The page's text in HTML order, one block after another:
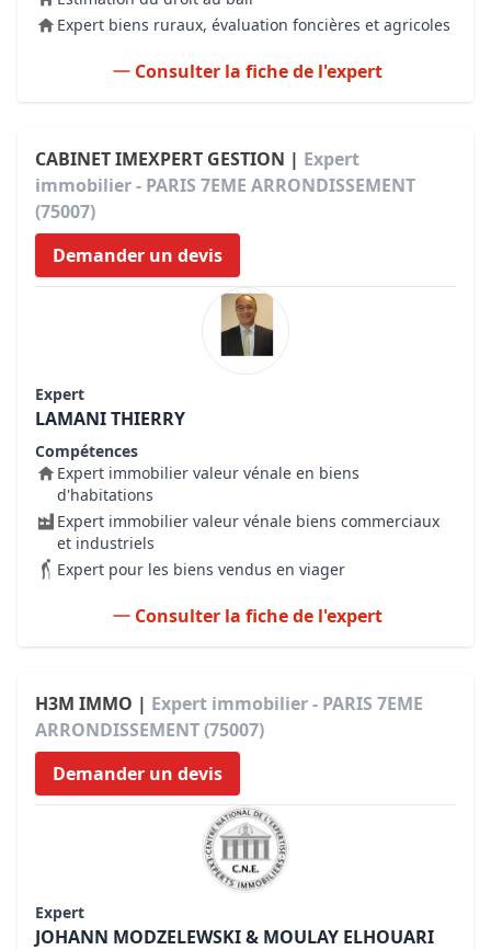
Expert biens ruraux, évaluation foncières et agricoles
Consulter la fiche de l'expert
CABINET IMEXPERT GESTION | Expert
immobilier - PARIS 7EME ARRONDISSEMENT
(75007)
Demander un devis
Expert
LAMANI THIERRY
Compétences
Expert immobilier valeur vénale en biens
d'habitations
Expert immobilier valeur vénale biens commerciaux
et industriels
Expert pour les biens vendus en viager
Consulter la fiche de l'expert
H3M IMMO | Expert immobilier - PARIS 7EME
ARRONDISSEMENT (75007)
Demander un devis
Expert
JOHANN MODZELEWSKI & MOULAY ELHOUARI